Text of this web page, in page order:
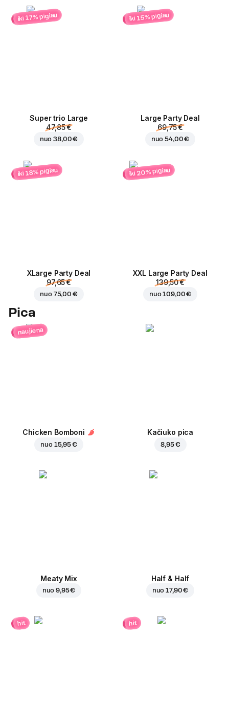
iki 17% pigiau
Super trio Large
47,85 €
nuo38,00 €
iki 15% pigiau
Large Party Deal
69,75 €
nuo54,00 €
iki 18% pigiau
ХLarge Party Deal
97,65 €
nuo 75,00 €
iki 20% pigiau
XXL Large Party Deal
139,50 €
nuo109,00 €
Pica
naujiena
Chicken Bomboni
nuo 15,95 €
Kačiuko pica
8,95 €
Meaty Mix
nuo9,95 €
Half & Half
nuo17,90 €
hit hit